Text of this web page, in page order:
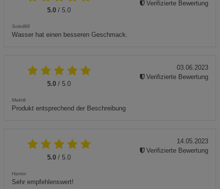
5.0 / 5.0
Soleil88
Wasser hat einen besseren Geschmack.
Verifizierte Bewertung
5.0 / 5.0
Makrili
Produkt entsprechend der Beschreibung
03.06.2023
Verifizierte Bewertung
5.0 / 5.0
Hamoi
Sehr empfehlenswert!
14.05.2023
Verifizierte Bewertung